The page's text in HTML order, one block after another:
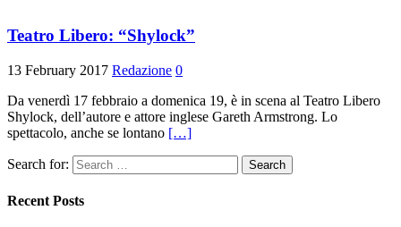
Teatro Libero: “Shylock”
13 February 2017 Redazione 0
Da venerdì 17 febbraio a domenica 19, è in scena al Teatro Libero
Shylock, dell’autore e attore inglese Gareth Armstrong. Lo
spettacolo, anche se lontano […]
Search for:
Recent Posts